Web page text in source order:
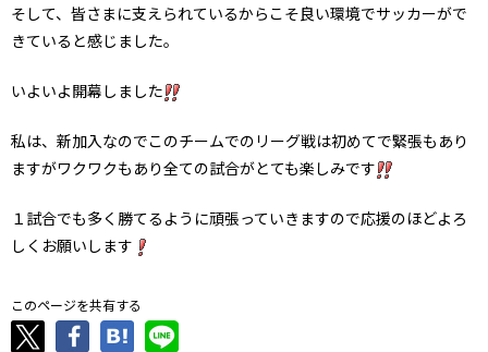
そして、皆さまに支えられているからこそ良い環境でサッカーがで
きていると感じました。
いよいよ開幕しました
私は、新加入なのでこのチームでのリーグ戦は初めてで緊張もあり
ますがワクワクもあり全ての試合がとても楽しみです
１試合でも多く勝てるように頑張っていきますので応援のほどよろ
しくお願いします
このページを共有する